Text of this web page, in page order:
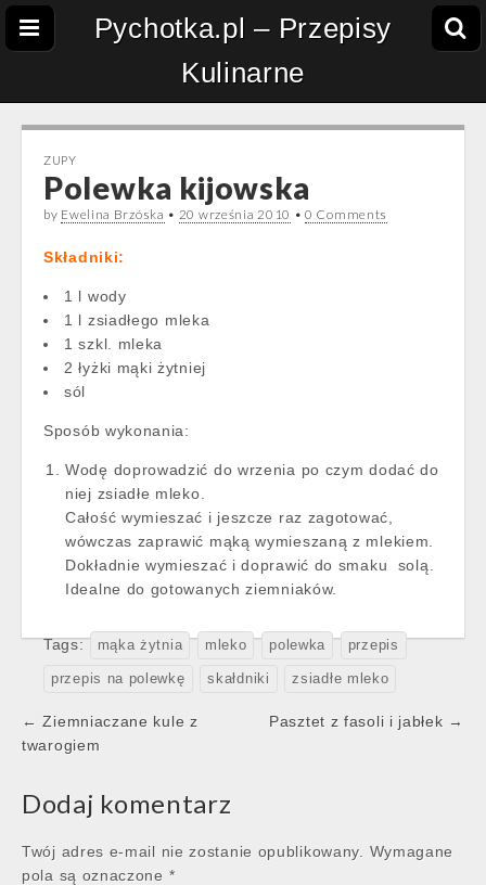
Pychotka.pl – Przepisy
Kulinarne
ZUPY
Polewka kijowska
by Ewelina Brzóska • 20 września 2010 •0 Comments
Składniki:
1 l wody
1 l zsiadłego mleka
1 szkl. mleka
2 łyżki mąki żytniej
sól
Sposób wykonania:
Wodę doprowadzić do wrzenia po czym dodać do
niej zsiadłe mleko.
Całość wymieszać i jeszcze raz zagotować,
wówczas zaprawić mąką wymieszaną z mlekiem.
Dokładnie wymieszać i doprawić do smaku solą.
Idealne do gotowanych ziemniaków.
Tags: mąka żytnia mleko polewka przepis
przepis na polewkę skałdniki zsiadłe mleko
Post
navigation
← Ziemniaczane kule z
twarogiem
Pasztet z fasoli i jabłek →
Dodaj komentarz
Twój adres e-mail nie zostanie opublikowany.
Wymagane
pola są oznaczone *